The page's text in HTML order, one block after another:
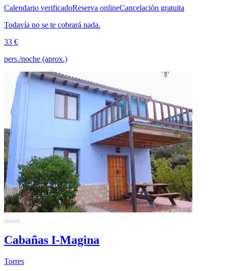
Calendario verificadoReserva onlineCancelación gratuita
Todavía no se te cobrará nada.
33 €
pers./noche (aprox.)
Cabañas I-Magina
Torres